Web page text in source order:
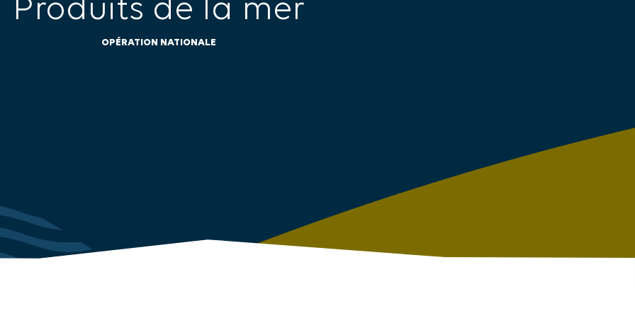
Produits de la mer
OPÉRATION NATIONALE